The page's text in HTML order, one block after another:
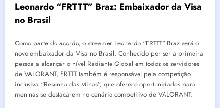
Leonardo “FRTTT” Braz: Embaixador da Visa
no Brasil
Como parte do acordo, o streamer Leonardo “FRTTT” Braz será o
novo embaixador da Visa no Brasil. Conhecido por ser a primeira
pessoa a alcançar o nível Radiante Global em todos os servidores
de VALORANT, FRTTT também é responsável pela competição
inclusiva “Resenha das Minas”, que oferece oportunidades para
meninas se destacarem no cenário competitivo de VALORANT.